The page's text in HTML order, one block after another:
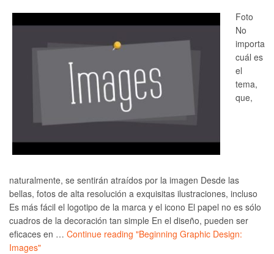
Foto
No
importa
cuál es
el
tema,
que,
naturalmente, se sentirán atraídos por la imagen Desde las
bellas, fotos de alta resolución a exquisitas ilustraciones, incluso
Es más fácil el logotipo de la marca y el icono El papel no es sólo
cuadros de la decoración tan simple En el diseño, pueden ser
eficaces en … Continue reading "Beginning Graphic Design:
Images"